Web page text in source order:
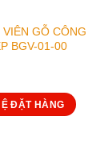
VIÊN GỖ CÔNG
BGV-01-00
ĐẶT HÀNG